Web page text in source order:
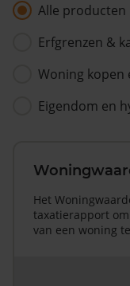
Alle producten
Erfgrenzen &
Woning kopen
Eigendom en
Het
taxatierapport
van een woning